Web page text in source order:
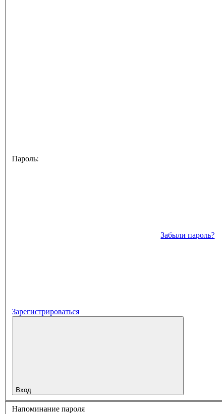
Пароль:
Забыли пароль?
Зарегистрироваться
Вход
Напоминание пароля